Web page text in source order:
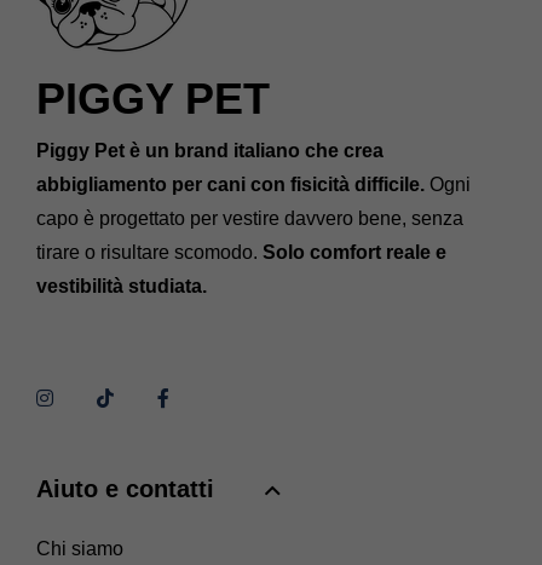
PIGGY PET
Piggy Pet è un brand italiano che crea
abbigliamento per cani con fisicità difficile. Ogni
capo è progettato per vestire davvero bene, senza
tirare o risultare scomodo. Solo comfort reale e
vestibilità studiata.
Aiuto e contatti
Chi siamo